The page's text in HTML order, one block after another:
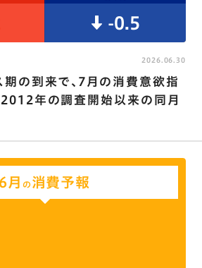
-0.5
期の到来で､7月の消費意欲指
2012年の調査開始以来の同月
2026.06.30
6月 の消費予報